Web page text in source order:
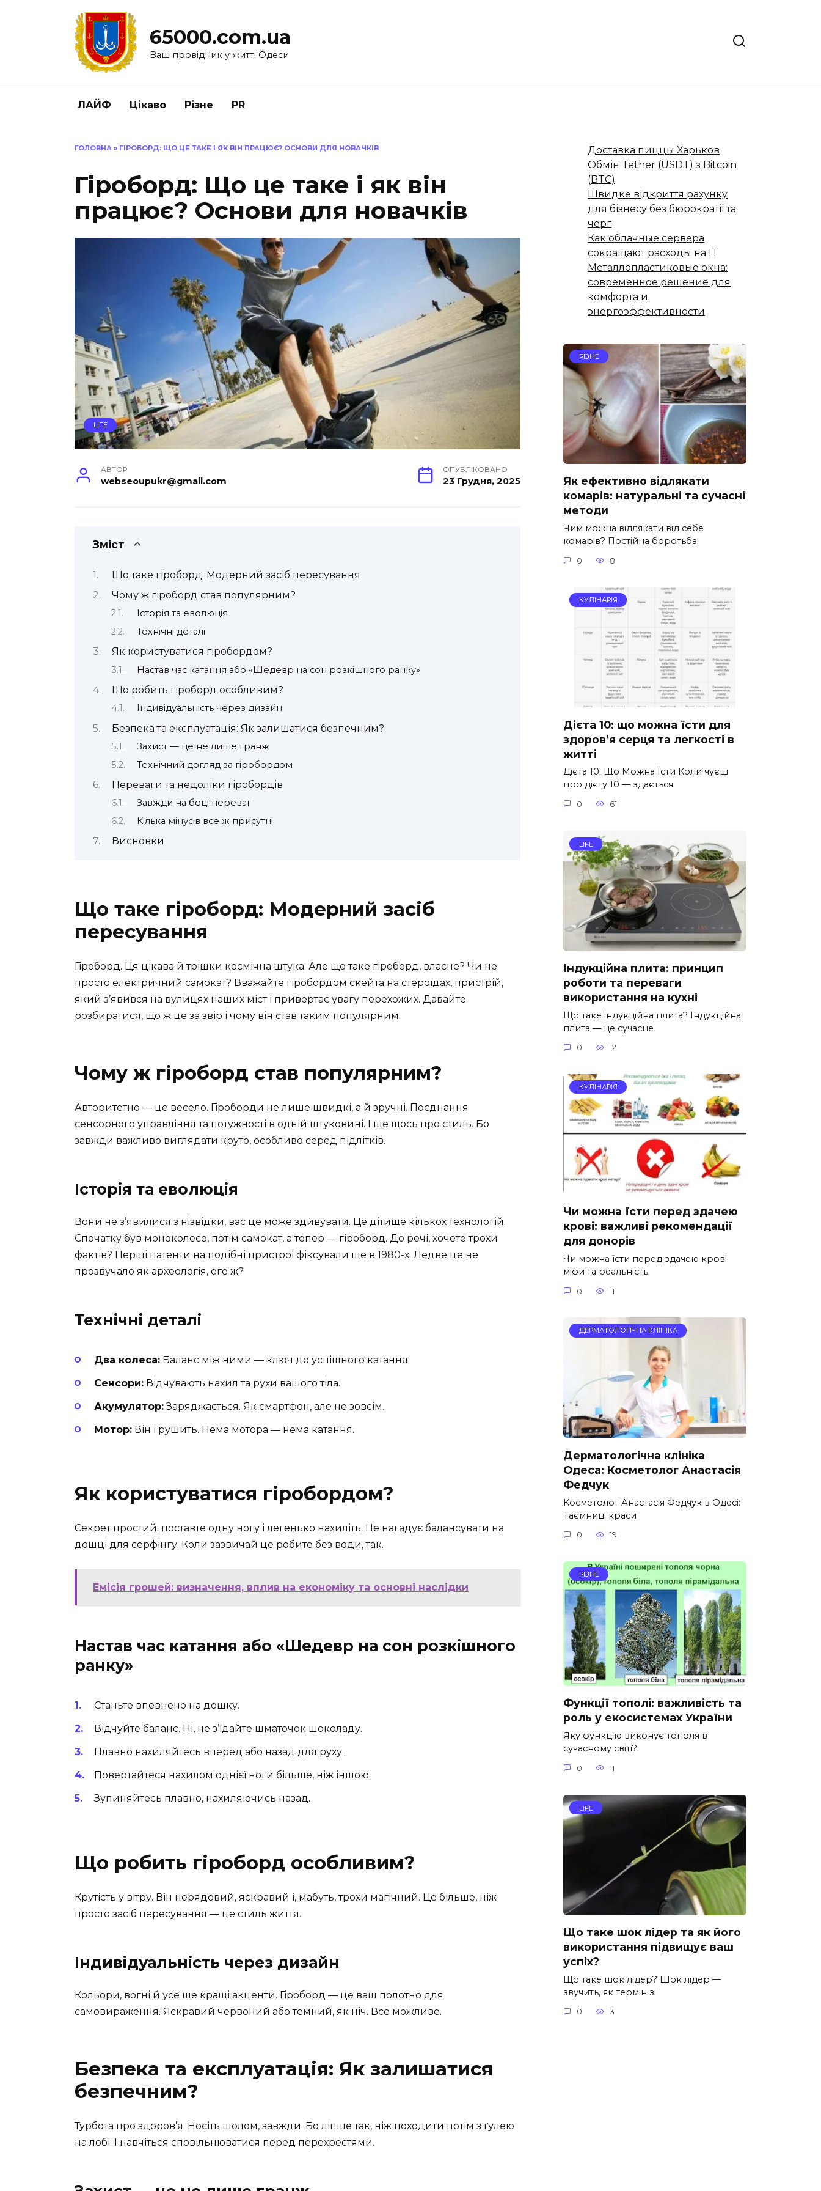
65000.com.ua
Ваш провідник у житті Одеси
ЛАЙФ Цікаво Різне PR
ГОЛОВНА » ГІРОБОРД: ЩО ЦЕ ТАКЕ І ЯК ВІН ПРАЦЮЄ? ОСНОВИ ДЛЯ НОВАЧКІВ
Гіроборд: Що це таке і як він
працює? Основи для новачків
LIFE
АВТОР
webseoupukr@gmail.com
ОПУБЛІКОВАНО
23 Грудня, 2025
Зміст
Що таке гіроборд: Модерний засіб пересування
Чому ж гіроборд став популярним?
Історія та еволюція
Технічні деталі
Як користуватися гіробордом?
Настав час катання або «Шедевр на сон розкішного ранку»
Що робить гіроборд особливим?
Індивідуальність через дизайн
Безпека та експлуатація: Як залишатися безпечним?
Захист — це не лише гранж
Технічний догляд за гіробордом
Переваги та недоліки гіробордів
Завжди на боці переваг
Кілька мінусів все ж присутні
Висновки
Що таке гіроборд: Модерний засіб
пересування
Гіроборд. Ця цікава й трішки космічна штука. Але що таке гіроборд, власне? Чи не
просто електричний самокат? Вважайте гіробордом скейта на стероїдах, пристрій,
який з’явився на вулицях наших міст і привертає увагу перехожих. Давайте
розбиратися, що ж це за звір і чому він став таким популярним.
Чому ж гіроборд став популярним?
Авторитетно — це весело. Гіроборди не лише швидкі, а й зручні. Поєднання
сенсорного управління та потужності в одній штуковині. І ще щось про стиль. Бо
завжди важливо виглядати круто, особливо серед підлітків.
Історія та еволюція
Вони не з’явилися з нізвідки, вас це може здивувати. Це дітище кількох технологій.
Спочатку був моноколесо, потім самокат, а тепер — гіроборд. До речі, хочете трохи
фактів? Перші патенти на подібні пристрої фіксували ще в 1980-х. Ледве це не
прозвучало як археологія, еге ж?
Технічні деталі
Два колеса: Баланс між ними — ключ до успішного катання.
Сенсори: Відчувають нахил та рухи вашого тіла.
Акумулятор:Заряджається. Як смартфон, але не зовсім.
Мотор: Він і рушить. Нема мотора — нема катання.
Як користуватися гіробордом?
Секрет простий: поставте одну ногу і легенько нахиліть. Це нагадує балансувати на
дошці для серфінгу. Коли зазвичай це робите без води, так.
Емісія грошей: визначення, вплив на економіку та основні наслідки
Настав час катання або «Шедевр на сон розкішного
ранку»
Станьте впевнено на дошку.
Відчуйте баланс. Ні, не з’їдайте шматочок шоколаду.
Плавно нахиляйтесь вперед або назад для руху.
Повертайтеся нахилом однієї ноги більше, ніж іншою.
Зупиняйтесь плавно, нахиляючись назад.
Що робить гіроборд особливим?
Крутість у вітру. Він нерядовий, яскравий і, мабуть, трохи магічний. Це більше, ніж
просто засіб пересування — це стиль життя.
Індивідуальність через дизайн
Кольори, вогні й усе ще кращі акценти. Гіроборд — це ваш полотно для
самовираження. Яскравий червоний або темний, як ніч. Все можливе.
Безпека та експлуатація: Як залишатися
безпечним?
Турбота про здоров’я. Носіть шолом, завжди. Бо ліпше так, ніж походити потім з ґулею
на лобі. І навчіться сповільнюватися перед перехрестями.
Доставка пиццы Харьков
Обмін Tether (USDT) з Bitcoin
(BTC)
Швидке відкриття рахунку
для бізнесу без бюрократії та
черг
Как облачные сервера
сокращают расходы на IT
Металлопластиковые окна:
современное решение для
комфорта и
энергоэффективности
РІЗНЕ
Як ефективно відлякати
комарів: натуральні та сучасні
методи
Чим можна відлякати від себе
комарів? Постійна боротьба
0 8
КУЛІНАРІЯ
Дієта 10: що можна їсти для
здоров’я серця та легкості в
житті
Дієта 10: Що Можна Їсти Коли чуєш
про дієту 10 — здається
0 61
LIFE
Індукційна плита: принцип
роботи та переваги
використання на кухні
Що таке індукційна плита? Індукційна
плита — це сучасне
0 12
КУЛІНАРІЯ
Чи можна їсти перед здачею
крові: важливі рекомендації
для донорів
Чи можна їсти перед здачею крові:
міфи та реальність
0 11
ДЕРМАТОЛОГІЧНА КЛІНІКА
Дерматологічна клініка
Одеса: Косметолог Анастасія
Федчук
Косметолог Анастасія Федчук в Одесі:
Таємниці краси
0 19
РІЗНЕ
Функції тополі: важливість та
роль у екосистемах України
Яку функцію виконує тополя в
сучасному світі?
0 11
LIFE
Що таке шок лідер та як його
використання підвищує ваш
успіх?
Що таке шок лідер? Шок лідер —
звучить, як термін зі
0 3